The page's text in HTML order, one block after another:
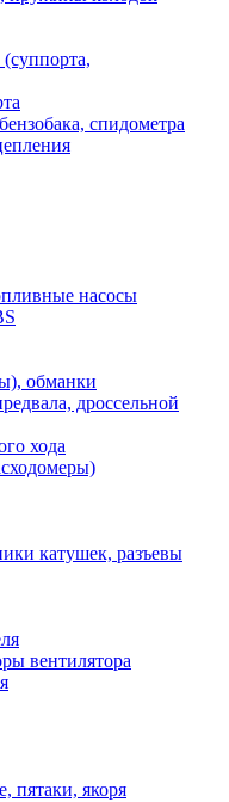
спидометра
насосы
обманки
дроссельной
хода
катушек, разъевы
вентилятора
пятаки, якоря